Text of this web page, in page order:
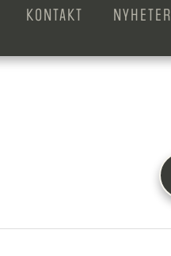
KONTAKT NYHETER